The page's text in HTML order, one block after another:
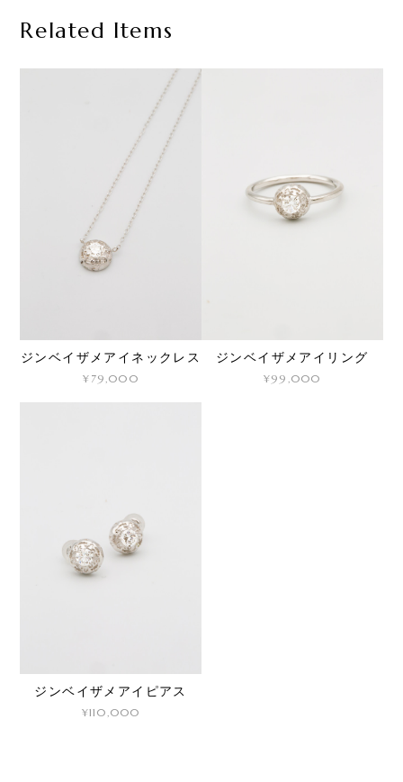
Related Items
ジンベイザメアイネックレス
¥79,000
ジンベイザメアイリング
¥99,000
ジンベイザメアイピアス
¥110,000